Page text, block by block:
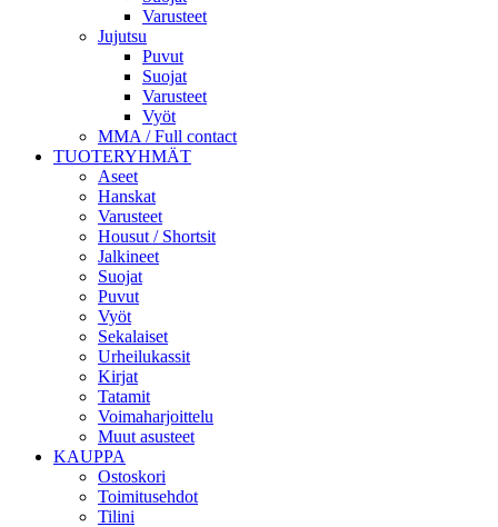
Varusteet
Jujutsu
Puvut
Suojat
Varusteet
Vyöt
MMA / Full contact
TUOTERYHMÄT
Aseet
Hanskat
Varusteet
Housut / Shortsit
Jalkineet
Suojat
Puvut
Vyöt
Sekalaiset
Urheilukassit
Kirjat
Tatamit
Voimaharjoittelu
Muut asusteet
KAUPPA
Ostoskori
Toimitusehdot
Tilini